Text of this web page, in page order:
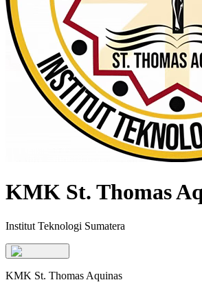
KMK St. Thomas
Institut Teknologi Sumatera
KMK St. Thomas Aquinas